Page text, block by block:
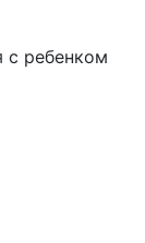
с ребенком